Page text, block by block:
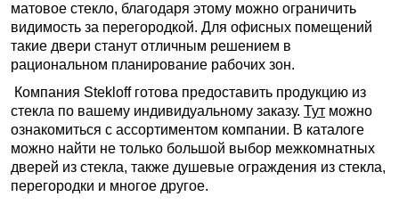
матовое стекло, благодаря этому можно ограничить
видимость за перегородкой. Для офисных помещений
такие двери станут отличным решением в
рациональном планирование рабочих зон.
Компания Stekloff готова предоставить продукцию из
стекла по вашему индивидуальному заказу. Тут можно
ознакомиться с ассортиментом компании. В каталоге
можно найти не только большой выбор межкомнатных
дверей из стекла, также душевые ограждения из стекла,
перегородки и многое другое.